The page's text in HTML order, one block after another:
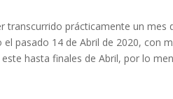
transcurrido prácticamente un
el pasado 14 de Abril de 2020, con
hasta finales de Abril, por lo